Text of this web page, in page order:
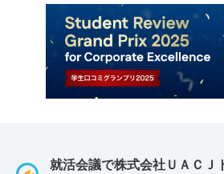
就活会議で株式会社ＵＡＣＪ